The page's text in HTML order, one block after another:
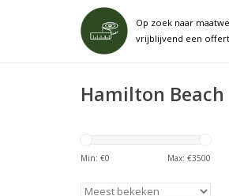
Op zoek naar
vrijblijvend een
Hamilton Beach
Min: €0 Max: €3500